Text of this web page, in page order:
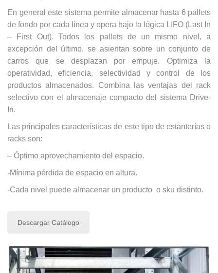
En general este sistema permite almacenar hasta 6 pallets
de fondo por cada línea y opera bajo la lógica LIFO (Last In
– First Out). Todos los pallets de un mismo nivel, a
excepción del último, se asientan sobre un conjunto de
carros que se desplazan por empuje. Optimiza la
operatividad, eficiencia, selectividad y control de los
productos almacenados. Combina las ventajas del rack
selectivo con el almacenaje compacto del sistema Drive-
In.
Las principales características de este tipo de estanterías o
racks son:
– Óptimo aprovechamiento del espacio.
-Mínima pérdida de espacio en altura.
-Cada nivel puede almacenar un producto o sku distinto.
Descargar Catálogo